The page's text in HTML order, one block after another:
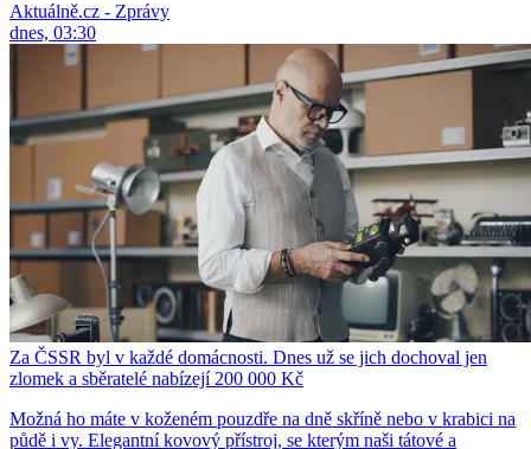
Aktuálně.cz - Zprávy
dnes, 03:30
Za ČSSR byl v každé domácnosti. Dnes už se jich dochoval jen
zlomek a sběratelé nabízejí 200 000 Kč
Možná ho máte v koženém pouzdře na dně skříně nebo v krabici na
půdě i vy. Elegantní kovový přístroj, se kterým naši tátové a